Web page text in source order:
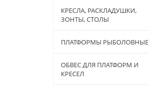
КРЕСЛА, РАСКЛАДУШКИ,
ЗОНТЫ, СТОЛЫ
ПЛАТФОРМЫ РЫБОЛОВНЫЕ
ОБВЕС ДЛЯ ПЛАТФОРМ И
КРЕСЕЛ